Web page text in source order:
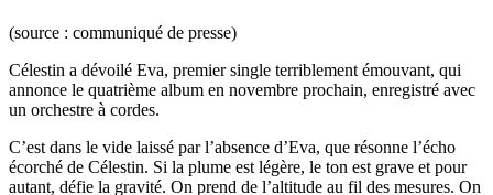
(source : communiqué de presse)
Célestin a dévoilé Eva, premier single terriblement émouvant, qui
annonce le quatrième album en novembre prochain, enregistré avec
un orchestre à cordes.
C’est dans le vide laissé par l’absence d’Eva, que résonne l’écho
écorché de Célestin. Si la plume est légère, le ton est grave et pour
autant, défie la gravité. On prend de l’altitude au fil des mesures. On